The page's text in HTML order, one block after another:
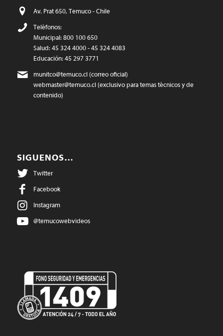
Av. Prat 650, Temuco - Chile
Teléfonos:
Municipal: 800 100 650
Salud: 45 324 4000 - 45 324 4083
Educación: 45 297 3771
munitco@temuco.cl(correo oficial)
webmaster@temuco.cl(exclusivo para temas técnicos y de
contenido)
SIGUENOS…
Twitter
Facebook
Instagram
@temucowebvideos